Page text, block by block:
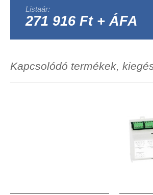
Listaár:
271 916 Ft + ÁFA
Kapcsolódó termékek,